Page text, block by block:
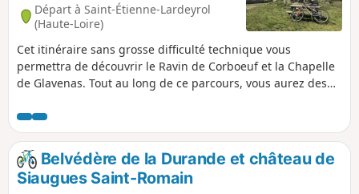
Départ à Saint-Étienne-Lardeyrol
(Haute-Loire)
Cet itinéraire sans grosse difficulté technique vous
permettra de découvrir le Ravin de Corboeuf et la Chapelle
de Glavenas. Tout au long de ce parcours, vous aurez des
difficultés).
Belvédère de la Durande et château de
Siaugues Saint-Romain